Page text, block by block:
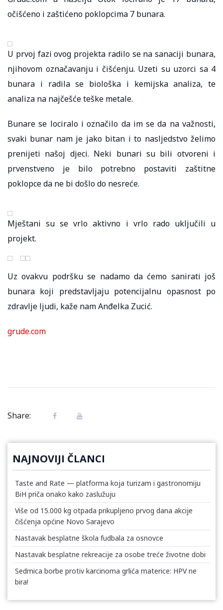
očišćeno i zaštićeno poklopcima 7 bunara.
U prvoj fazi ovog projekta radilo se na sanaciji bunara,
njihovom označavanju i čišćenju. Uzeti su uzorci sa 4
bunara i radila se biološka i kemijska analiza, te
analiza na najčešće teške metale.
Bunare se lociralo i označilo da im se da na važnosti,
svaki bunar nam je jako bitan i to nasljedstvo želimo
prenijeti našoj djeci. Neki bunari su bili otvoreni i
prvenstveno je bilo potrebno postaviti zaštitne
poklopce da ne bi došlo do nesreće.
Mještani su se vrlo aktivno i vrlo rado uključili u
projekt.
Uz ovakvu podršku se nadamo da ćemo sanirati još
bunara koji predstavljaju potencijalnu opasnost po
zdravlje ljudi, kaže nam Anđelka Zucić.
grude.com
Share:
NAJNOVIJI ČLANCI
Taste and Rate — platforma koja turizam i gastronomiju
BiH priča onako kako zaslužuju
Više od 15.000 kg otpada prikupljeno prvog dana akcije
čišćenja općine Novo Sarajevo
Nastavak besplatne škola fudbala za osnovce
Nastavak besplatne rekreacije za osobe treće životne dobi
Sedmica borbe protiv karcinoma grlića materice: HPV ne
bira!